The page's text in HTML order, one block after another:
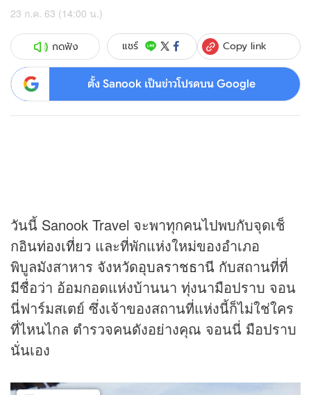
23 ก.ค. 63 (14:00 น.)
กดฟัง แชร์ Copy link
ตั้ง Sanook เป็นข่าวโปรดบน Google
วันนี้ Sanook Travel จะพาทุกคนไปพบกับจุดเช็
กอินท่องเที่ยว และที่พักแห่งใหม่ของอำเภอ
พิบูลมังสาหาร จังหวัดอุบลราชธานี กับสถานที่ที่
มีชื่อว่า อ้อมกอดแห่งบ้านนา ทุ่งนามือปราบ จอน
นี่ฟาร์มสเตย์ ซึ่งเจ้าของสถานที่แห่งนี้ก็ไม่ใช่ใคร
ที่ไหนไกล ตำรวจคนดังอย่างคุณ จอนนี่ มือปราบ
นั่นเอง